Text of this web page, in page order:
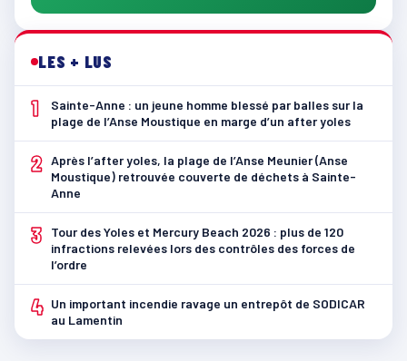
LES + LUS
1
Sainte-Anne : un jeune homme blessé par balles sur la
plage de l’Anse Moustique en marge d’un after yoles
2 Après l’after yoles, la plage de l’Anse Meunier (Anse
Moustique) retrouvée couverte de déchets à Sainte-
Anne
3
Tour des Yoles et Mercury Beach 2026 : plus de 120
infractions relevées lors des contrôles des forces de
l’ordre
4 Un important incendie ravage un entrepôt de SODICAR
au Lamentin